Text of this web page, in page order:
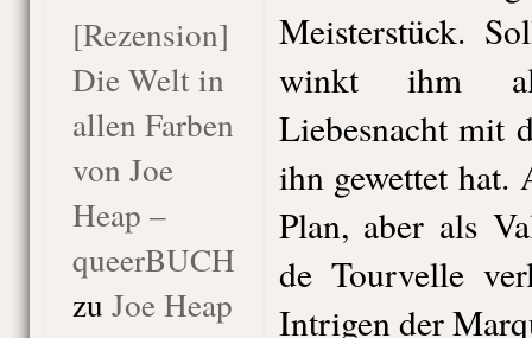
[Rezension]
Die Welt in
allen Farben
von Joe
Heap –
queerBUCH
zu Joe Heap
Meisterstück.
winkt ihm
Liebesnacht mit
ihn gewettet hat.
Plan, aber als
de Tourvelle
Intrigen der